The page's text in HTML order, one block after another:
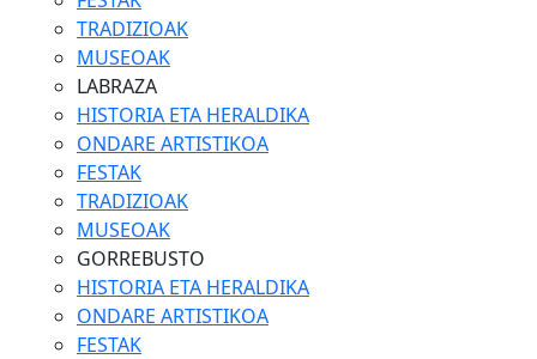
TRADIZIOAK
MUSEOAK
LABRAZA
HISTORIA ETA HERALDIKA
ONDARE ARTISTIKOA
FESTAK
TRADIZIOAK
MUSEOAK
GORREBUSTO
HISTORIA ETA HERALDIKA
ONDARE ARTISTIKOA
FESTAK